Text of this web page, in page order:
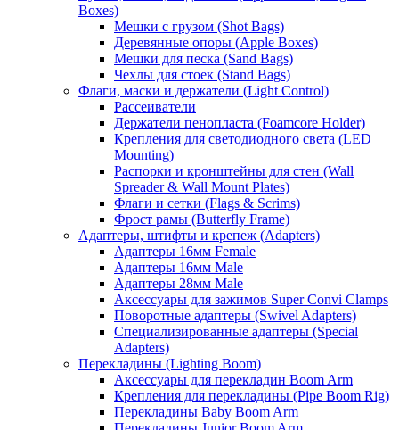
Boxes)
Мешки с грузом (Shot Bags)
Деревянные опоры (Apple Boxes)
Мешки для песка (Sand Bags)
Чехлы для стоек (Stand Bags)
Флаги, маски и держатели (Light Control)
Рассеиватели
Держатели пенопласта (Foamcore Holder)
Крепления для светодиодного света (LED
Mounting)
Распорки и кронштейны для стен (Wall
Spreader & Wall Mount Plates)
Флаги и сетки (Flags & Scrims)
Фрост рамы (Butterfly Frame)
Адаптеры, штифты и крепеж (Adapters)
Адаптеры 16мм Female
Адаптеры 16мм Male
Адаптеры 28мм Male
Аксессуары для зажимов Super Convi Clamps
Поворотные адаптеры (Swivel Adapters)
Специализированные адаптеры (Special
Adapters)
Перекладины (Lighting Boom)
Аксессуары для перекладин Boom Arm
Крепления для перекладины (Pipe Boom Rig)
Перекладины Baby Boom Arm